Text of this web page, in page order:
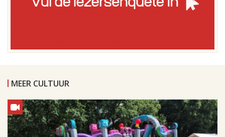
MEER CULTUUR